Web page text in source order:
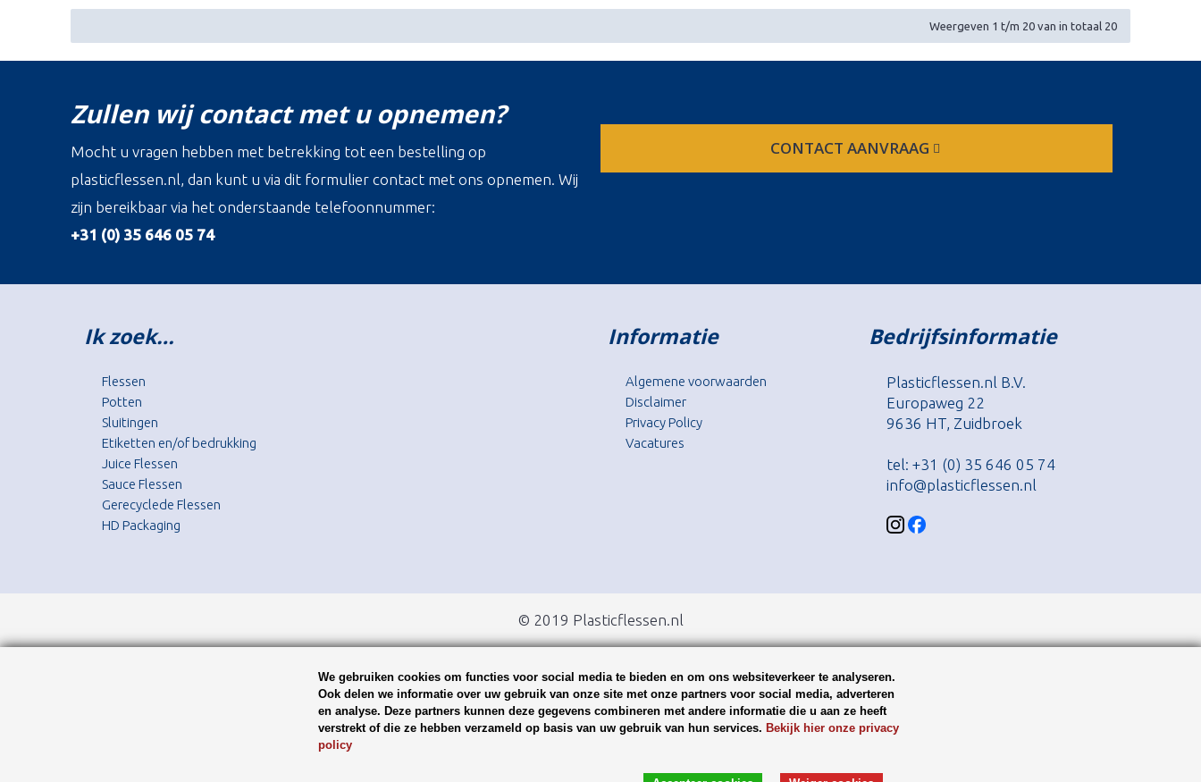
Weergeven 1 t/m 20 van in totaal 20
Zullen wij contact met u opnemen?
Mocht u vragen hebben met betrekking tot een bestelling op
plasticflessen.nl, dan kunt u via dit formulier contact met ons opnemen. Wij
zijn bereikbaar via het onderstaande telefoonnummer:
+31 (0) 35 646 05 74
CONTACT AANVRAAG
Ik zoek…
Flessen
Potten
Sluitingen
Etiketten en/of bedrukking
Juice Flessen
Sauce Flessen
Gerecyclede Flessen
HD Packaging
Informatie
Algemene voorwaarden
Disclaimer
Privacy Policy
Vacatures
Bedrijfsinformatie
Plasticflessen.nl B.V.
Europaweg 22
9636 HT, Zuidbroek
tel: +31 (0) 35 646 05 74
info@plasticflessen.nl
© 2019 Plasticflessen.nl
We gebruiken cookies om functies voor social media te bieden en om ons websiteverkeer te analyseren.
Ook delen we informatie over uw gebruik van onze site met onze partners voor social media, adverteren
en analyse. Deze partners kunnen deze gegevens combineren met andere informatie die u aan ze heeft
verstrekt of die ze hebben verzameld op basis van uw gebruik van hun services. Bekijk hier onze privacy
policy